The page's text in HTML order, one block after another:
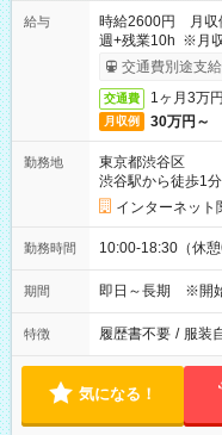
給与
時給2600円 月収
週+残業10h ※月
受取りサービス利
交通費別途支
交通費 1ヶ月3万
月収例 30万円～
勤務地
東京都渋谷区
渋谷駅から徒歩1分
インターネット
勤務時間 10:00-18:30（休
期間 即日～長期 ※開
特徴 履歴書不要 / 服装
気になる！